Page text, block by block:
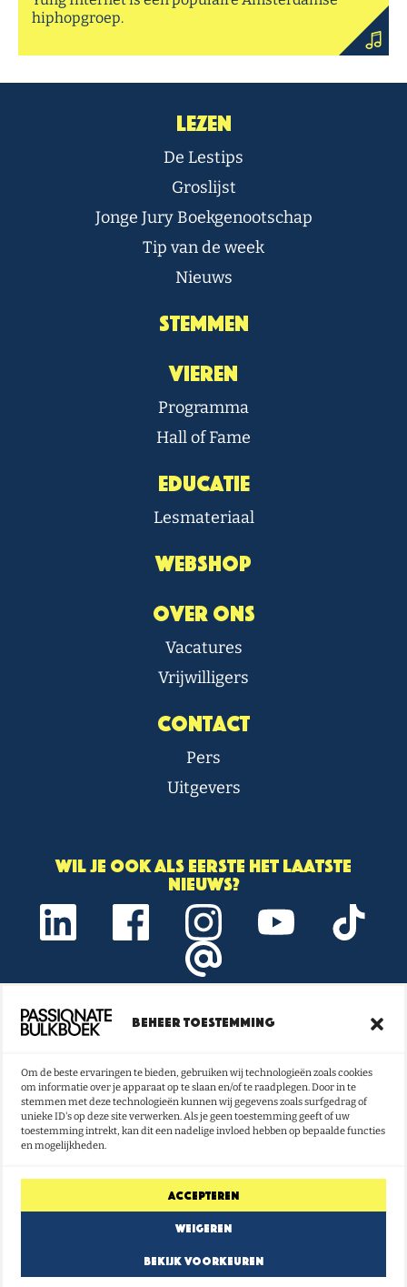
Beheer toestemming
Om de beste ervaringen te bieden, gebruiken wij technologieën zoals cookies
om informatie over je apparaat op te slaan en/of te raadplegen. Door in te
stemmen met deze technologieën kunnen wij gegevens zoals surfgedrag of
unieke ID's op deze site verwerken. Als je geen toestemming geeft of uw
toestemming intrekt, kan dit een nadelige invloed hebben op bepaalde functies
en mogelijkheden.
Accepteren
Weigeren
Bekijk voorkeuren
hiphopgroep.
Lezen
De Lestips
Groslijst
Jonge Jury Boekgenootschap
Tip van de week
Nieuws
Stemmen
Vieren
Programma
Hall of Fame
Educatie
Lesmateriaal
Webshop
Over Ons
Vacatures
Vrijwilligers
Contact
Pers
Uitgevers
Wil je ook als eerste het laatste
nieuws?
Onze nieuwsbrief vol boeken- en
NU INSCHRIJVEN